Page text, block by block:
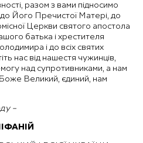
разом з вами підносимо
Його Пречистої Матері, до
Церкви святого апостола
батька і хрестителя
і до всіх святих
нас від нашестя чужинців,
над супротивниками, а нам
Боже Великий, єдиний, нам
–